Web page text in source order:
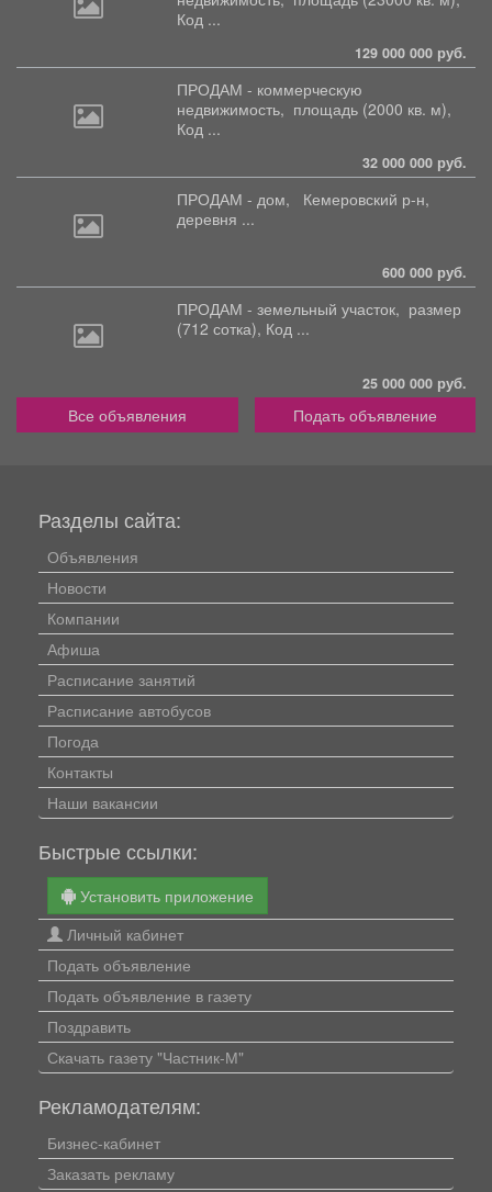
Код ...
129 000 000 руб.
ПРОДАМ - коммерческую
недвижимость, площадь (2000 кв. м),
Код ...
32 000 000 руб.
ПРОДАМ - дом,
Кемеровский р-н,
деревня ...
600 000 руб.
ПРОДАМ - земельный участок, размер
(712 сотка), Код ...
25 000 000 руб.
Все объявления Подать объявление
Разделы сайта:
Объявления
Новости
Компании
Афиша
Расписание занятий
Расписание автобусов
Погода
Контакты
Наши вакансии
Быстрые ссылки:
Установить приложение
Личный кабинет
Подать объявление
Подать объявление в газету
Поздравить
Скачать газету "Частник-М"
Рекламодателям:
Бизнес-кабинет
Заказать рекламу